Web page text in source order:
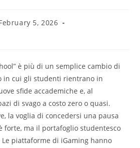
5, 2026
è più di un semplice cambio di
in cui gli studenti rientrano in
sfide accademiche e, al
di svago a costo zero o quasi.
la voglia di concedersi una pausa
forte, ma il portafoglio studentesco
piattaforme di iGaming hanno